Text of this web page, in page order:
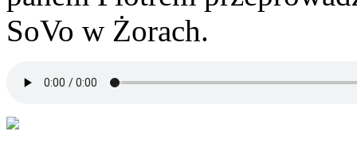
SoVo w Żorach.